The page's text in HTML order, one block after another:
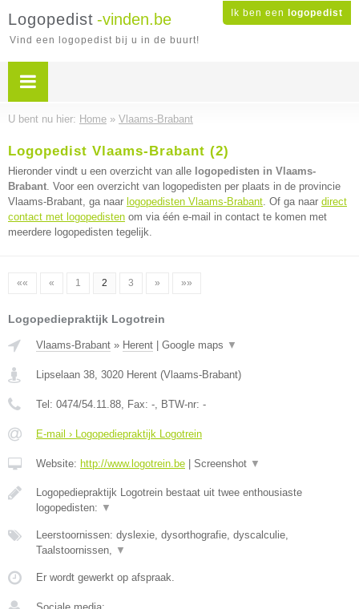
Ik ben een logopedist
Logopedist -vinden.be
Vind een logopedist bij u in de buurt!
U bent nu hier: Home » Vlaams-Brabant
Logopedist Vlaams-Brabant (2)
Hieronder vindt u een overzicht van alle logopedisten in Vlaams-
Brabant. Voor een overzicht van logopedisten per plaats in de provincie
Vlaams-Brabant, ga naar logopedisten Vlaams-Brabant. Of ga naar direct
contact met logopedisten om via één e-mail in contact te komen met
meerdere logopedisten tegelijk.
«« « 1 2 3 » »»
Logopediepraktijk Logotrein
Vlaams-Brabant » Herent Google maps ▼
Lipselaan 38, 3020 Herent (Vlaams-Brabant)
Tel: 0474/54.11.88, Fax: -, BTW-nr: -
E-mail › Logopediepraktijk Logotrein
Website: http://www.logotrein.be Screenshot ▼
Logopediepraktijk Logotrein bestaat uit twee enthousiaste
logopedisten: ▼
Leerstoornissen: dyslexie, dysorthografie, dyscalculie,
Taalstoornissen, ▼
Er wordt gewerkt op afspraak.